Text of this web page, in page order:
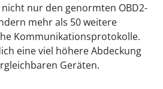
nur den genormten OBD2-
mehr als 50 weitere
Kommunikationsprotokolle.
eine viel höhere Abdeckung
Geräten.